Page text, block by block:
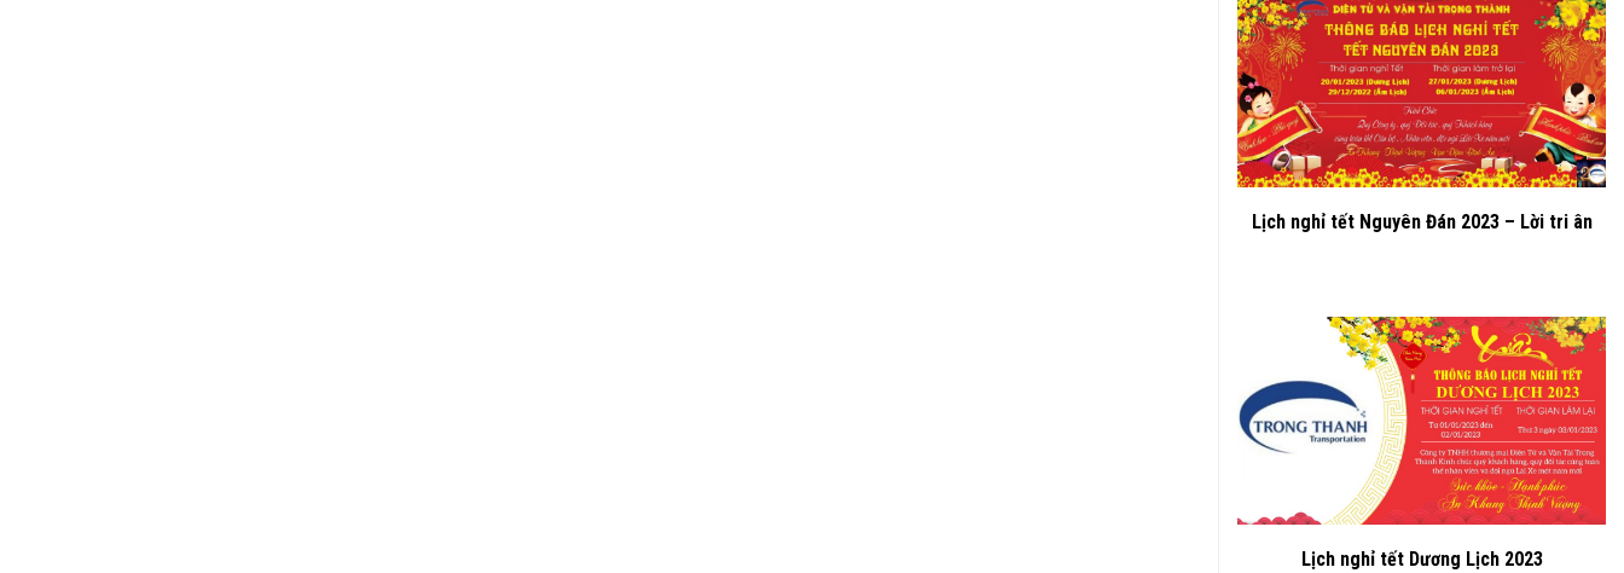
Lịch nghỉ tết Nguyên Đán 2023 – Lời tri ân
Lịch nghỉ tết Dương Lịch 2023